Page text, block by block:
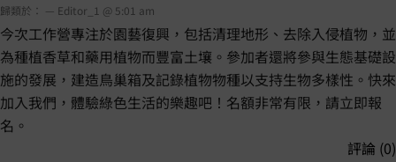
歸類於： — Editor_1 @ 5:01 am
今次工作營專注於園藝復興，包括清理地形、去除入侵植物，並
為種植香草和藥用植物而豐富土壤。參加者還將參與生態基礎設
施的發展，建造鳥巢箱及記錄植物物種以支持生物多樣性。快來
加入我們，體驗綠色生活的樂趣吧！名額非常有限，請立即報
名。
評論 (0)